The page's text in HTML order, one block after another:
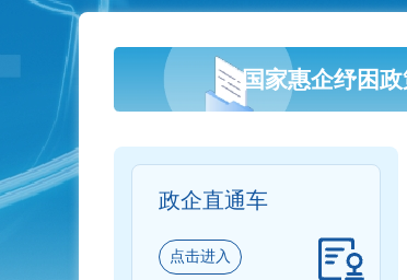
国家惠企纾困
政企直通车
点击进入